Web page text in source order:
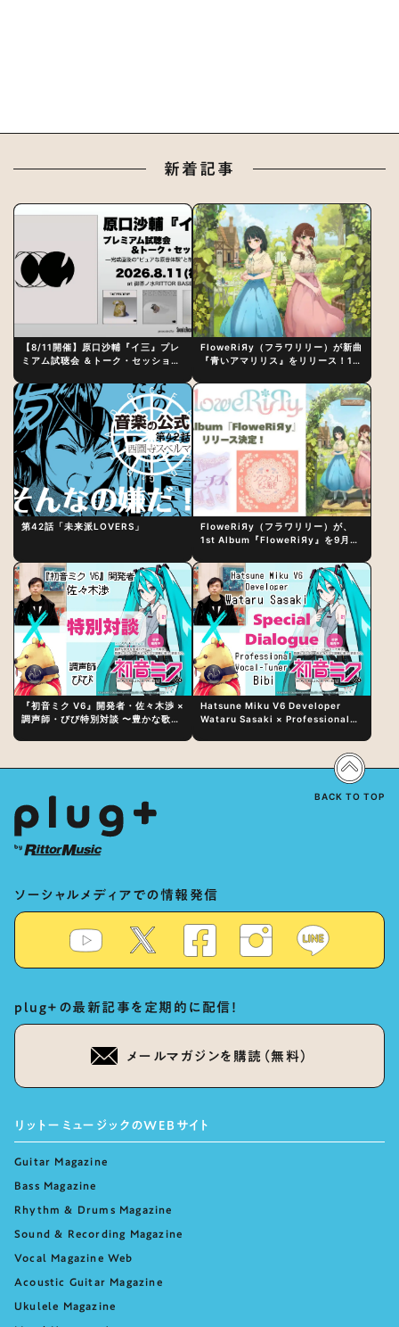
新着記事
【8/11開催】原口沙輔『イ三』プレ
ミアム試聴会 ＆トーク・セッション
制作秘話
FloweRiЯy（フラワリリー）が新曲
『青いアマリリス』をリリース！1st
第42話「未来派LOVERS」
FloweRiЯy（フラワリリー）が、
1st Album『FloweRiЯy』を9月23
『初音ミク V6』開発者・佐々木渉 ×
調声師・びび特別対談 〜豊かな歌声
Hatsune Miku V6 Developer
Wataru Sasaki × Professional
Vocal Expression Lies in “Love
for the singing characters” and
ソーシャルメディアでの情報発信
plug+の最新記事を定期的に配信！
メールマガジンを購読（無料）
リットーミュージックのWEBサイト
Guitar Magazine
Bass Magazine
Rhythm & Drums Magazine
Sound & Recording Magazine
Vocal Magazine Web
Acoustic Guitar Magazine
Ukulele Magazine
BACK TO TOP